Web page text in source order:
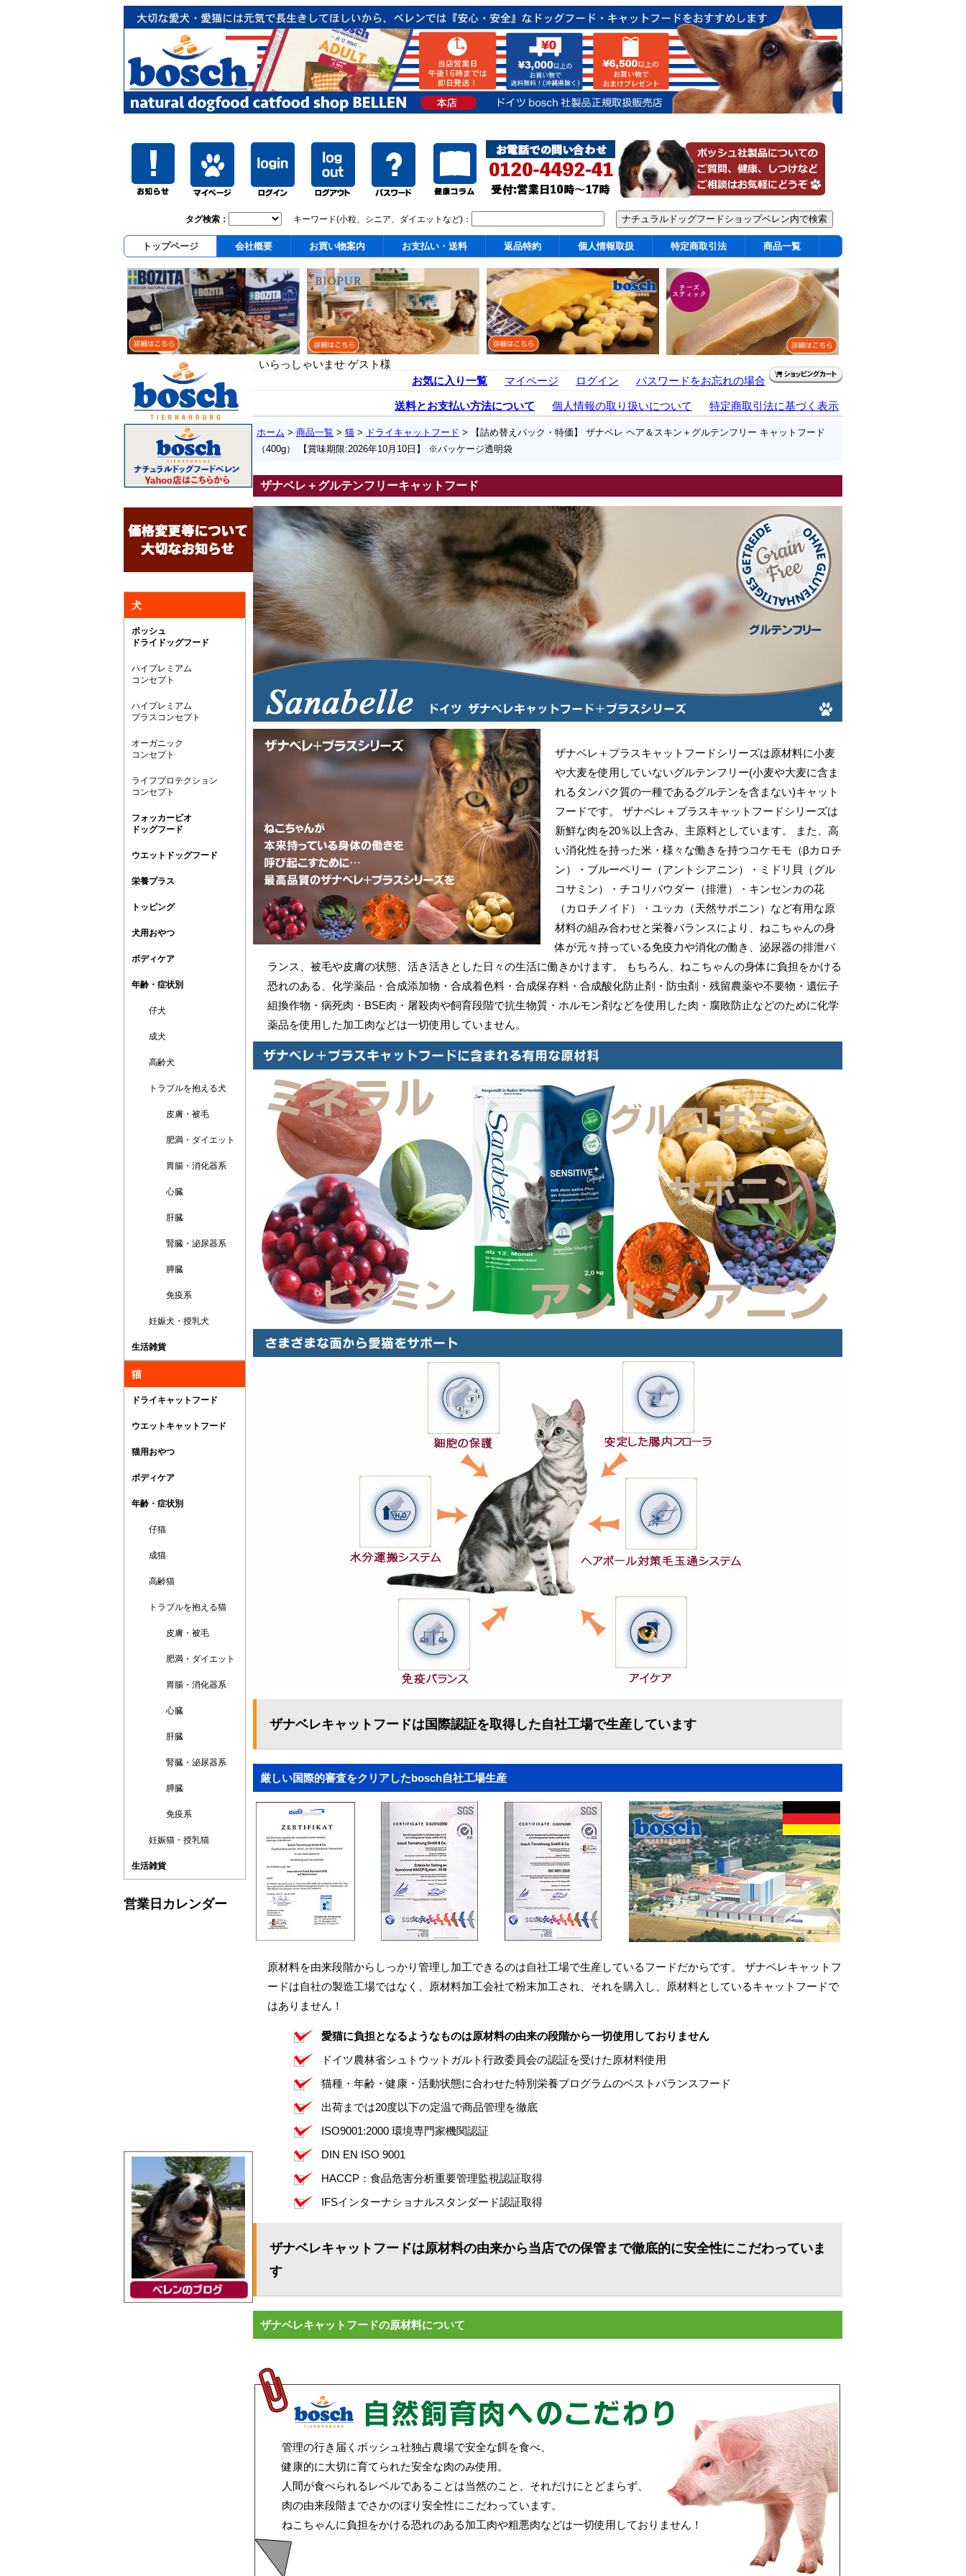
タグ検索： キーワード(小粒、シニア、ダイエットなど)：
トップページ 会社概要 お買い物案内 お支払い・送料 返品特約 個人情報取扱 特定商取引法 商品一覧
犬
ボッシュ
ドライドッグフード
ハイプレミアム
コンセプト
ハイプレミアム
プラスコンセプト
オーガニック
コンセプト
ライフプロテクション
コンセプト
フォッカービオ
ドッグフード
ウエットドッグフード
栄養プラス
トッピング
犬用おやつ
ボディケア
年齢・症状別
仔犬
成犬
高齢犬
トラブルを抱える犬
皮膚・被毛
肥満・ダイエット
胃腸・消化器系
心臓
肝臓
腎臓・泌尿器系
膵臓
免疫系
妊娠犬・授乳犬
生活雑貨
猫
ドライキャットフード
ウエットキャットフード
猫用おやつ
ボディケア
年齢・症状別
仔猫
成猫
高齢猫
トラブルを抱える猫
皮膚・被毛
肥満・ダイエット
胃腸・消化器系
心臓
肝臓
腎臓・泌尿器系
膵臓
免疫系
妊娠猫・授乳猫
生活雑貨
営業日カレンダー
いらっしゃいませ ゲスト様
お気に入り一覧
マイページ ログイン パスワードをお忘れの場合
送料とお支払い方法について 個人情報の取り扱いについて 特定商取引法に基づく表示
ホーム > 商品一覧 > 猫 > ドライキャットフード > 【詰め替えパック・特価】 ザナベレ ヘア＆スキン＋グルテンフリー キャットフード
（400g） 【賞味期限:2026年10月10日】 ※パッケージ透明袋
ザナベレ＋グルテンフリーキャットフード
ザナベレ＋プラスキャットフードシリーズは原材料に小麦
や大麦を使用していないグルテンフリー(小麦や大麦に含ま
れるタンパク質の一種であるグルテンを含まない)キャット
フードです。 ザナベレ＋プラスキャットフードシリーズは
新鮮な肉を20％以上含み、主原料としています。 また、高
い消化性を持った米・様々な働きを持つコケモモ（βカロチ
ン）・ブルーベリー（アントシアニン）・ミドリ貝（グル
コサミン）・チコリパウダー（排泄）・キンセンカの花
（カロチノイド）・ユッカ（天然サポニン）など有用な原
材料の組み合わせと栄養バランスにより、ねこちゃんの身
体が元々持っている免疫力や消化の働き、泌尿器の排泄バ
ランス、被毛や皮膚の状態、活き活きとした日々の生活に働きかけます。 もちろん、ねこちゃんの身体に負担をかける
恐れのある、化学薬品・合成添加物・合成着色料・合成保存料・合成酸化防止剤・防虫剤・残留農薬や不要物・遺伝子
組換作物・病死肉・BSE肉・屠殺肉や飼育段階で抗生物質・ホルモン剤などを使用した肉・腐敗防止などのために化学
薬品を使用した加工肉などは一切使用していません。
ザナベレキャットフードは国際認証を取得した自社工場で生産しています
厳しい国際的審査をクリアしたbosch自社工場生産
原材料を由来段階からしっかり管理し加工できるのは自社工場で生産しているフードだからです。 ザナベレキャットフ
ードは自社の製造工場ではなく、原材料加工会社で粉末加工され、それを購入し、原材料としているキャットフードで
はありません！
愛猫に負担となるようなものは原材料の由来の段階から一切使用しておりません
ドイツ農林省シュトウットガルト行政委員会の認証を受けた原材料使用
猫種・年齢・健康・活動状態に合わせた特別栄養プログラムのベストバランスフード
出荷までは20度以下の定温で商品管理を徹底
ISO9001:2000 環境専門家機関認証
DIN EN ISO 9001
HACCP：食品危害分析重要管理監視認証取得
IFSインターナショナルスタンダード認証取得
ザナベレキャットフードは原材料の由来から当店での保管まで徹底的に安全性にこだわっていま
す
ザナベレキャットフードの原材料について
管理の行き届くボッシュ社独占農場で安全な餌を食べ、
健康的に大切に育てられた安全な肉のみ使用。
人間が食べられるレベルであることは当然のこと、それだけにとどまらず、
肉の由来段階までさかのぼり安全性にこだわっています。
ねこちゃんに負担をかける恐れのある加工肉や粗悪肉などは一切使用しておりません！